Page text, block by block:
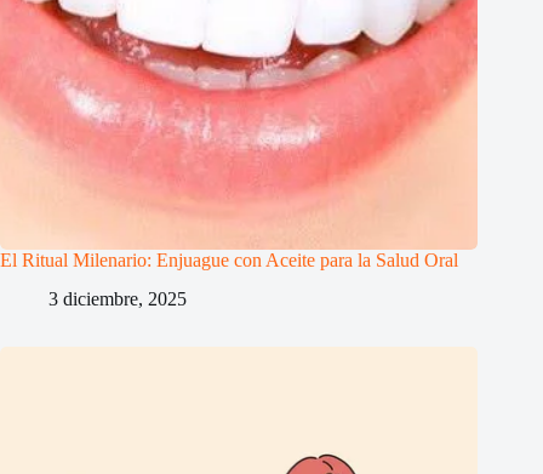
El Ritual Milenario: Enjuague con Aceite para la Salud Oral
3 diciembre, 2025